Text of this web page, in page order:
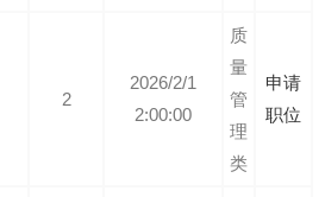
2
2026/2/1
2:00:00
质
量
管
理
类
申请
职位